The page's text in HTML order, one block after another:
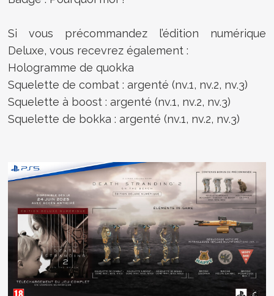
Si vous précommandez l’édition numérique
Deluxe, vous recevrez également :
Hologramme de quokka
Squelette de combat : argenté (nv.1, nv.2, nv.3)
Squelette à boost : argenté (nv.1, nv.2, nv.3)
Squelette de bokka : argenté (nv.1, nv.2, nv.3)